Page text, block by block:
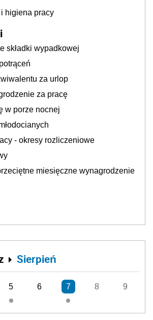
higiena pracy
składki wypadkowej
za urlop
za pracę
w porze nocnej
- okresy rozliczeniowe
miesięczne wynagrodzenie
Sierpień
5 6 7 8 9